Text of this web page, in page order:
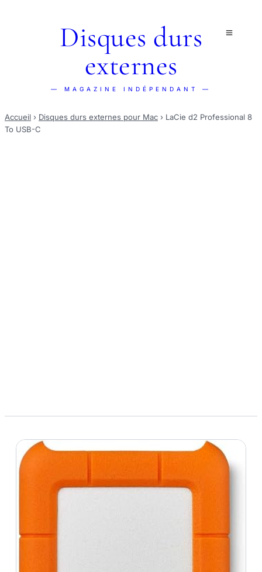
Disques durs
externes
— MAGAZINE INDÉPENDANT —
Accueil › Disques durs externes pour Mac › LaCie d2 Professional 8
To USB-C